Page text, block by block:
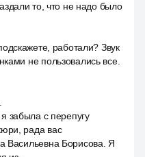
то, что не надо было
работали? Звук
не пользовались все.
забыла с перепугу
рада вас
Васильевна Борисова. Я